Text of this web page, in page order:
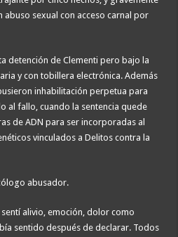
abuso sexual con acceso carnal por
detención de Clementi pero bajo la
y con tobillera electrónica. Además
inhabilitación perpetua para
al fallo, cuando la sentencia quede
de ADN para ser incorporadas al
vinculados a Delitos contra la
abusador.
sentí alivio, emoción, dolor como
sentido después de declarar. Todos